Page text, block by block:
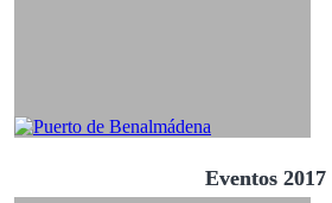
Eventos 2017